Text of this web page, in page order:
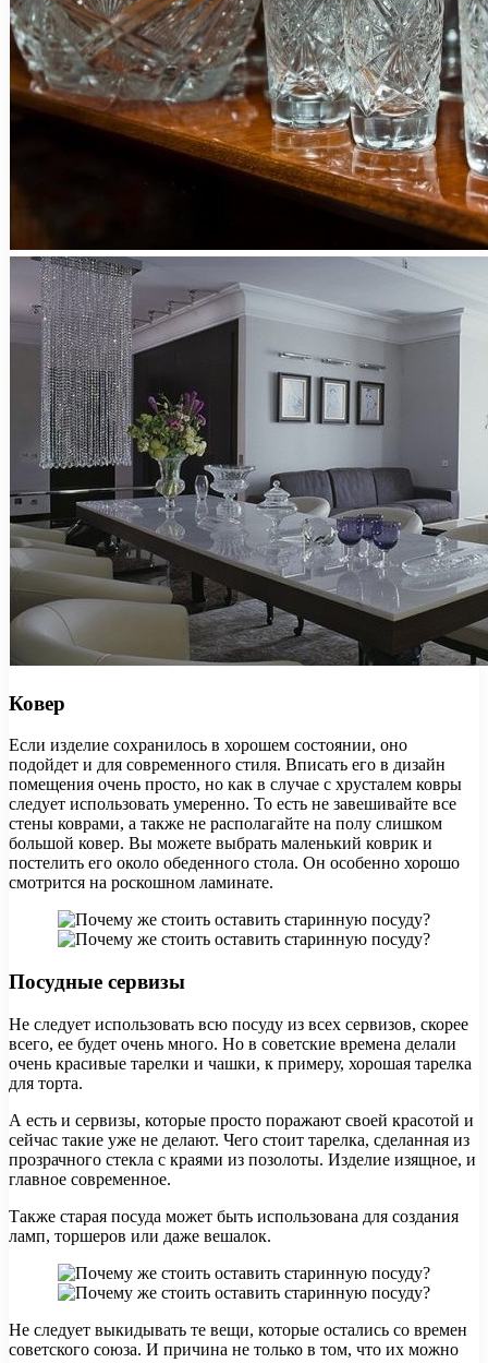
Ковер
Если изделие сохранилось в хорошем состоянии, оно
подойдет и для современного стиля. Вписать его в дизайн
помещения очень просто, но как в случае с хрусталем ковры
следует использовать умеренно. То есть не завешивайте все
стены коврами, а также не располагайте на полу слишком
большой ковер. Вы можете выбрать маленький коврик и
постелить его около обеденного стола. Он особенно хорошо
смотрится на роскошном ламинате.
Посудные сервизы
Не следует использовать всю посуду из всех сервизов, скорее
всего, ее будет очень много. Но в советские времена делали
очень красивые тарелки и чашки, к примеру, хорошая тарелка
для торта.
А есть и сервизы, которые просто поражают своей красотой и
сейчас такие уже не делают. Чего стоит тарелка, сделанная из
прозрачного стекла с краями из позолоты. Изделие изящное, и
главное современное.
Также старая посуда может быть использована для создания
ламп, торшеров или даже вешалок.
Не следует выкидывать те вещи, которые остались со времен
советского союза. И причина не только в том, что их можно